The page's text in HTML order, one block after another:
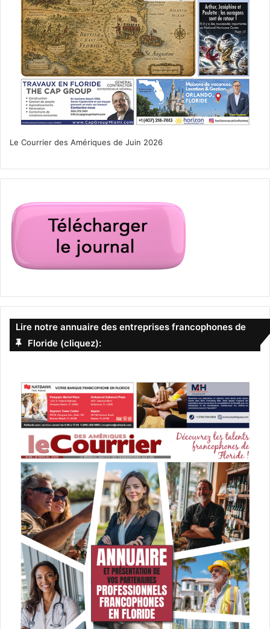
Le Courrier des Amériques de Juin 2026
Lire notre annuaire des entreprises francophones de
Floride (cliquez):